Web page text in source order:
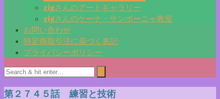
zigさんのアートギャラリー
zigさんのケーナ・サンポーニャ教室
お問い合わせ
特定商取引法に基づく表記
プライバシーポリシー
第２７４５話 練習と技術